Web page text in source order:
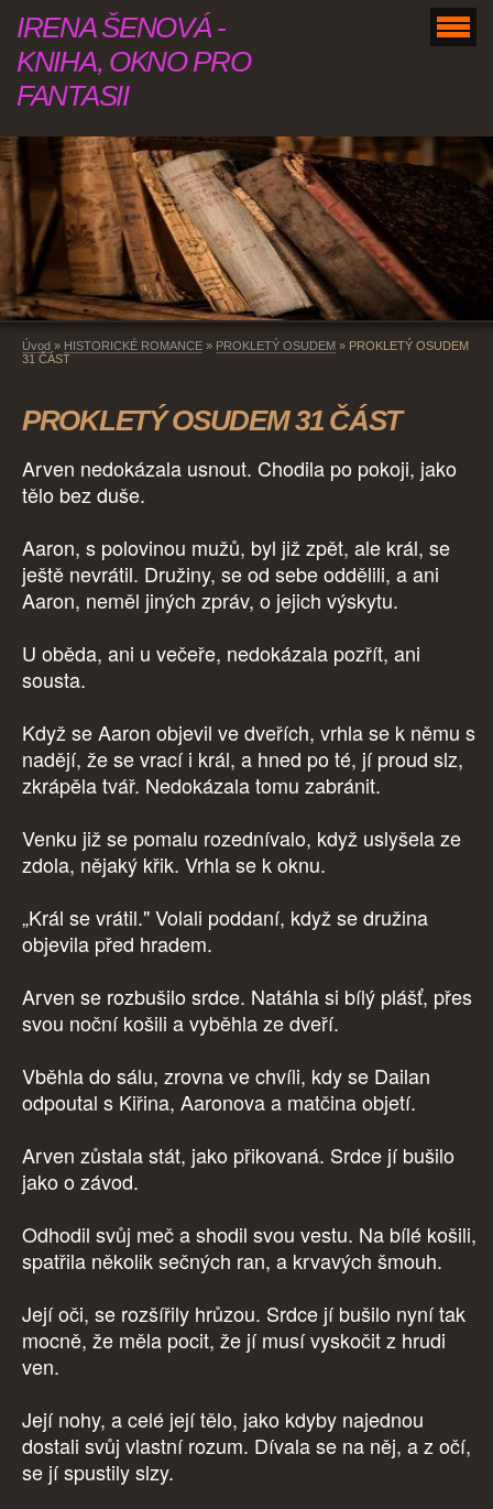
IRENA ŠENOVÁ -
KNIHA, OKNO PRO
FANTASII
Úvod » HISTORICKÉ ROMANCE » PROKLETÝ OSUDEM » PROKLETÝ OSUDEM
31 ČÁST
PROKLETÝ OSUDEM 31 ČÁST
Arven nedokázala usnout. Chodila po pokoji, jako
tělo bez duše.
Aaron, s polovinou mužů, byl již zpět, ale král, se
ještě nevrátil. Družiny, se od sebe oddělili, a ani
Aaron, neměl jiných zpráv, o jejich výskytu.
U oběda, ani u večeře, nedokázala pozřít, ani
sousta.
Když se Aaron objevil ve dveřích, vrhla se k němu s
nadějí, že se vrací i král, a hned po té, jí proud slz,
zkrápěla tvář. Nedokázala tomu zabránit.
Venku již se pomalu rozednívalo, když uslyšela ze
zdola, nějaký křik. Vrhla se k oknu.
„Král se vrátil." Volali poddaní, když se družina
objevila před hradem.
Arven se rozbušilo srdce. Natáhla si bílý plášť, přes
svou noční košili a vyběhla ze dveří.
Vběhla do sálu, zrovna ve chvíli, kdy se Dailan
odpoutal s Kiřina, Aaronova a matčina objetí.
Arven zůstala stát, jako přikovaná. Srdce jí bušilo
jako o závod.
Odhodil svůj meč a shodil svou vestu. Na bílé košili,
spatřila několik sečných ran, a krvavých šmouh.
Její oči, se rozšířily hrůzou. Srdce jí bušilo nyní tak
mocně, že měla pocit, že jí musí vyskočit z hrudi
ven.
Její nohy, a celé její tělo, jako kdyby najednou
dostali svůj vlastní rozum. Dívala se na něj, a z očí,
se jí spustily slzy.